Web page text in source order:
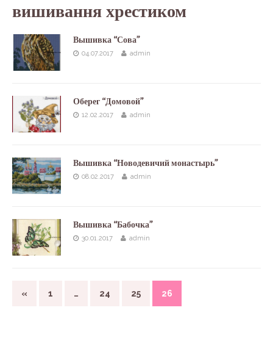
вишивання хрестиком
Вышивка “Сова”
04.07.2017 admin
Оберег “Домовой”
12.02.2017 admin
Вышивка “Новодевичий монастырь”
08.02.2017 admin
Вышивка “Бабочка”
30.01.2017 admin
« 1 … 24 25 26